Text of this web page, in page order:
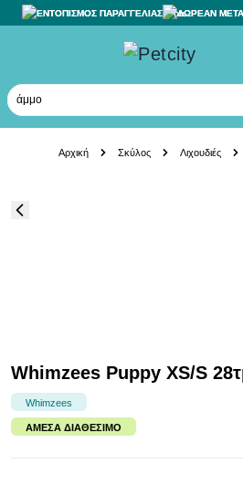
ΕΝΤΟΠΙΣΜΟΣ ΠΑΡΑΓΓΕΛΙΑΣ ΔΩΡΕΑΝ
άμμο γά
Αρχική Σκύλος Λιχουδιές
Whimzees Puppy XS/S
Whimzees
ΆΜΕΣΑ ΔΙΑΘΈΣΙΜΟ